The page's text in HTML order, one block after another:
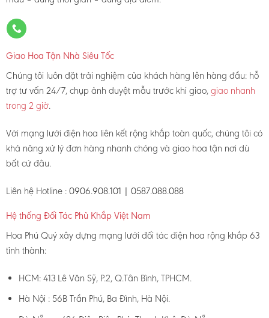
Giao Hoa Tận Nhà Siêu Tốc
Chúng tôi luôn đặt trải nghiệm của khách hàng lên hàng đầu: hỗ
trợ tư vấn 24/7, chụp ảnh duyệt mẫu trước khi giao,giao nhanh
trong 2 giờ.
Với mạng lưới điện hoa liên kết rộng khắp toàn quốc, chúng tôi có
khả năng xử lý đơn hàng nhanh chóng và giao hoa tận nơi dù
bất cứ đâu.
Liên hệ Hotline : 0906.908.101 | 0587.088.088
Hệ thống Đối Tác Phủ Khắp Việt Nam
Hoa Phú Quý xây dựng mạng lưới đối tác điện hoa rộng khắp 63
tỉnh thành:
HCM: 413 Lê Văn Sỹ, P.2, Q.Tân Bình, TPHCM.
Hà Nội : 56B Trần Phú, Ba Đình, Hà Nội.